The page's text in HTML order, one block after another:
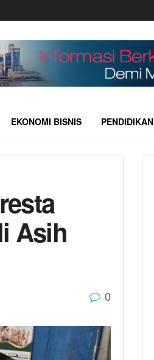
EKONOMI BISNIS PENDIDIKAN
Asih
0